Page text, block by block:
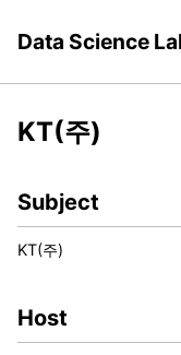
Data Science
KT(주)
Subject
KT(주)
Host